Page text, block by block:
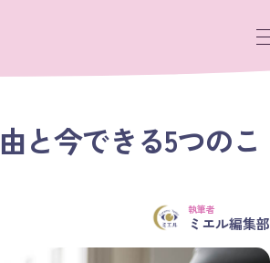
と今できる5つのこ
執筆者
ミエル編集部